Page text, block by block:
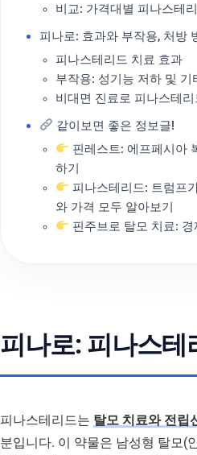
비교: 가격대별 피나스테
피나로: 효과와 부작용, 처방
피나스테리드 치료 효과
부작용: 성기능 저하 및 기
비대면 진료로 피나스테
같이보면 좋은 정보글!
핀레스트: 에프페시아
하기
피나스테리드: 트럼프
와 가격 모두 알아보기
핀주브로 탈모 치료:
피나로: 피나스테
피나스테리드는 탈모 치료와 전립
분입니다. 이 약물은 남성형 탈모(